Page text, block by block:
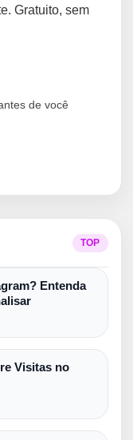
Gratuito, sem
de você
TOP
Entenda
Visitas no